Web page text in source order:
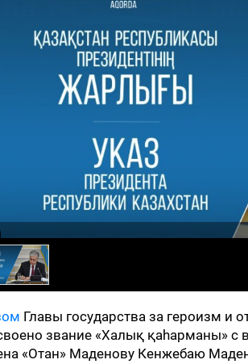
Главы государства за героизм и
звание «Халық қаһарманы» с
«Отан» Маденову Кенжебаю